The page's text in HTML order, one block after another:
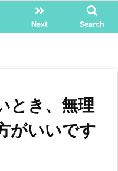
Next Search
とき、無理
がいいです